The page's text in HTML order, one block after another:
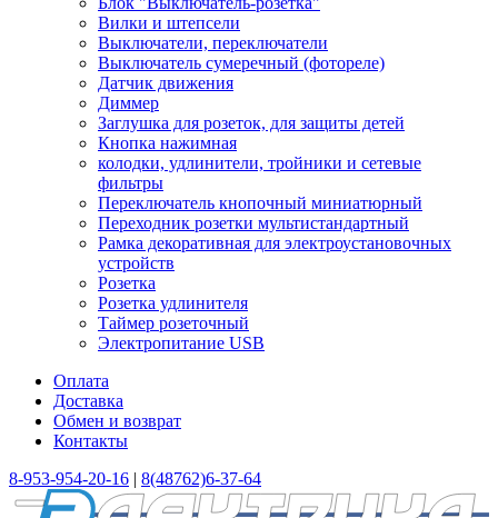
Вилки и штепсели
Выключатели, переключатели
Выключатель сумеречный (фотореле)
Датчик движения
Диммер
Заглушка для розеток, для защиты детей
Кнопка нажимная
колодки, удлинители, тройники и сетевые
фильтры
Переключатель кнопочный миниатюрный
Переходник розетки мультистандартный
Рамка декоративная для электроустановочных
устройств
Розетка
Розетка удлинителя
Таймер розеточный
Электропитание USB
Оплата
Доставка
Обмен и возврат
Контакты
8-953-954-20-16 | 8(48762)6-37-64